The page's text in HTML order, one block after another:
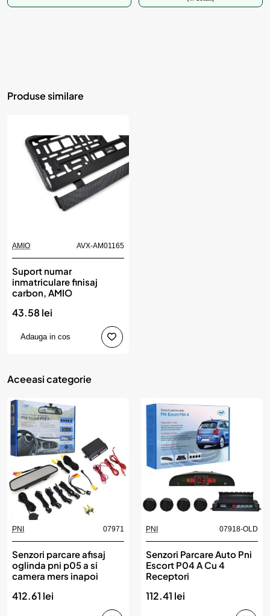
Produse similare
AMIO AVX-AM01165
Suport numar
inmatriculare finisaj
carbon, AMIO
43.58 lei
Adauga in cos
Aceeasi categorie
PNI 07971
Senzori parcare afisaj
oglinda pni p05 a si
camera mers inapoi
412.61 lei
PNI 07918-OLD
Senzori Parcare Auto Pni
Escort P04 A Cu 4
Receptori
112.41 lei